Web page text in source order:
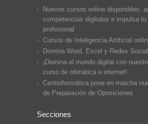
Nuevos cursos online disponibles:
competencias digitales e impulsa tu
profesional
Cursos de Inteligencia Artificial
Domina Word, Excel y Redes
¡Domina el mundo digital con
curso de ofimática e internet!
Centroformática pone en marcha
de Preparación de Oposiciones
Secciones